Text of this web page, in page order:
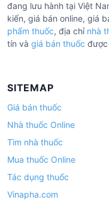
đang lưu hành tại Việt
kiến, giá bán online, giá
phẩm thuốc, địa chỉ nhà
tín và giá bán thuốc
SITEMAP
Giá bán thuốc
Nhà thuốc Online
Tìm nhà thuốc
Mua thuốc Online
Tác dụng thuốc
Vinapha.com